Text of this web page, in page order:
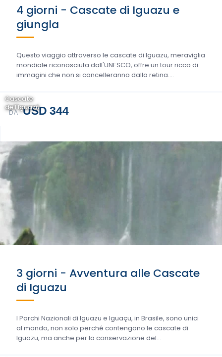
4 giorni - Cascate di Iguazu e
giungla
Questo viaggio attraverso le cascate di Iguazu, meraviglia
mondiale riconosciuta dall'UNESCO, offre un tour ricco di
immagini che non si cancelleranno dalla retina....
DA USD 344
Cascate
dell'Iguazú
3 giorni - Avventura alle Cascate
di Iguazu
I Parchi Nazionali di Iguazu e Iguaçu, in Brasile, sono unici
al mondo, non solo perché contengono le cascate di
Iguazu, ma anche per la conservazione del...